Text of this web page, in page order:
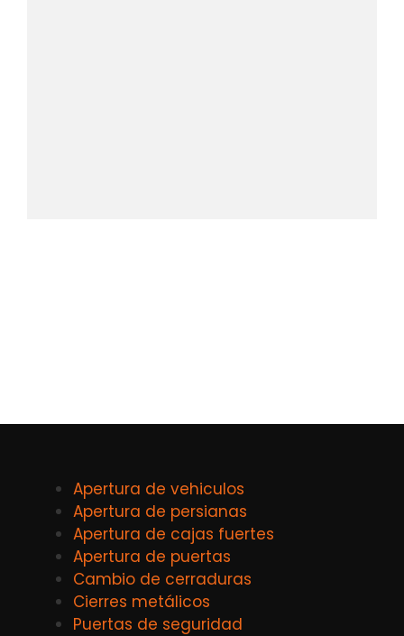
Apertura de vehiculos
Apertura de persianas
Apertura de cajas fuertes
Apertura de puertas
Cambio de cerraduras
Cierres metálicos
Puertas de seguridad